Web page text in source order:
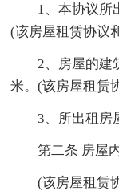
1、本协议所
(该房屋租赁协议
2、房屋的建
米。(该房屋租赁
3、所出租房
第二条 房屋
(该房屋租赁